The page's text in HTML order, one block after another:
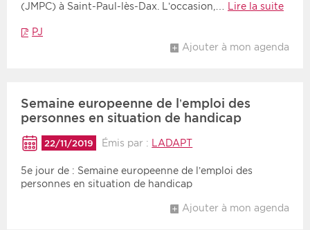
(JMPC) à Saint-Paul-lès-Dax. L’occasion,…
Lire la suite
PJ
Ajouter à mon agenda
Semaine europeenne de l’emploi des
personnes en situation de handicap
22/11/2019 Émis par : LADAPT
5e jour de : Semaine europeenne de l’emploi des
personnes en situation de handicap
Ajouter à mon agenda